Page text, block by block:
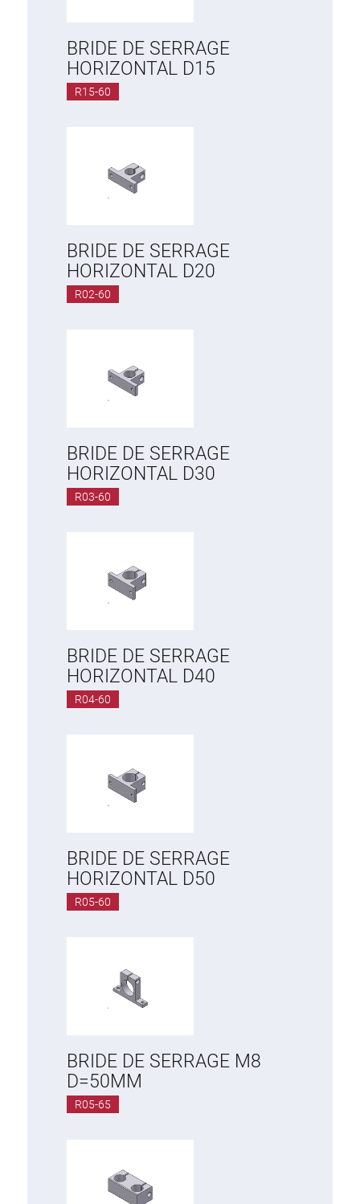
BRIDE DE SERRAGE
HORIZONTAL D15
R15-60
BRIDE DE SERRAGE
HORIZONTAL D20
R02-60
BRIDE DE SERRAGE
HORIZONTAL D30
R03-60
BRIDE DE SERRAGE
HORIZONTAL D40
R04-60
BRIDE DE SERRAGE
HORIZONTAL D50
R05-60
BRIDE DE SERRAGE M8
D=50MM
R05-65